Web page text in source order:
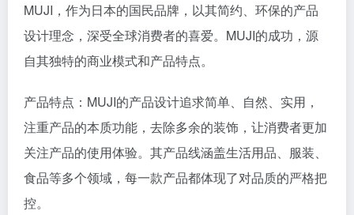
MUJI，作为日本的国民品牌，以其简约、环保的产品
设计理念，深受全球消费者的喜爱。MUJI的成功，源
自其独特的商业模式和产品特点。
产品特点：MUJI的产品设计追求简单、自然、实用，
注重产品的本质功能，去除多余的装饰，让消费者更加
关注产品的使用体验。其产品线涵盖生活用品、服装、
食品等多个领域，每一款产品都体现了对品质的严格把
控。